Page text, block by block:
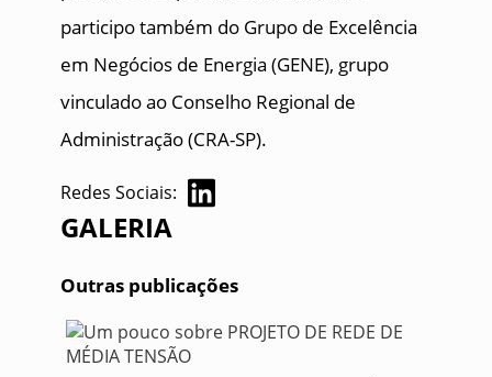
participo também do Grupo de Excelência
em Negócios de Energia (GENE), grupo
vinculado ao Conselho Regional de
Administração (CRA-SP).
Redes Sociais:
GALERIA
Outras publicações